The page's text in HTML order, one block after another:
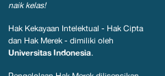
naik kelas!
Hak Kekayaan Intelektual - Hak Cipta
dan Hak Merek - dimiliki oleh
Universitas Indonesia.